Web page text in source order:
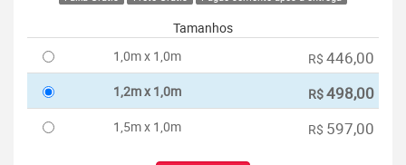
Tamanhos
1,0m x 1,0m
R$ 446,00
1,2m x 1,0m R$498,00
1,5m x 1,0m R$ 597,00